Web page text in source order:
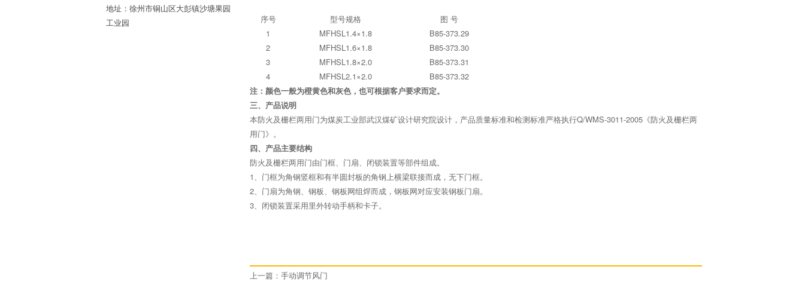
地址：徐州市铜山区大彭镇沙塘果园
工业园
序号 型号规格
图 号
1
MFHSL1.4×1.8
B85-373.29
2
MFHSL1.6×1.8
B85-373.30
3
MFHSL1.8×2.0
B85-373.31
4
MFHSL2.1×2.0
B85-373.32
注：颜色一般为橙黄色和灰色，也可根据客户要求而定。
三、产品说明
本防火及栅栏两用门为煤炭工业部武汉煤矿设计研究院设计，产品质量标准和检测标准严格执行Q/WMS-3011-2005《防火及栅栏两
用门》。
四、产品主要结构
防火及栅栏两用门由门框、门扇、闭锁装置等部件组成。
1、门框为角钢竖框和有半圆封板的角钢上横梁联接而成，无下门框。
2、门扇为角钢、钢板、钢板网组焊而成，钢板网对应安装钢板门扇。
3、闭锁装置采用里外转动手柄和卡子。
上一篇： 手动调节风门